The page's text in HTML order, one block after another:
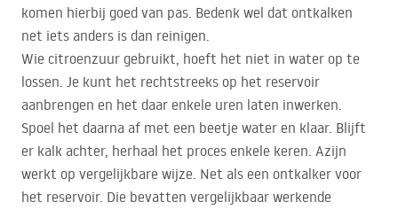
komen hierbij goed van pas. Bedenk wel dat ontkalken
net iets anders is dan reinigen.
Wie citroenzuur gebruikt, hoeft het niet in water op te
lossen. Je kunt het rechtstreeks op het reservoir
aanbrengen en het daar enkele uren laten inwerken.
Spoel het daarna af met een beetje water en klaar. Blijft
er kalk achter, herhaal het proces enkele keren. Azijn
werkt op vergelijkbare wijze. Net als een ontkalker voor
het reservoir. Die bevatten vergelijkbaar werkende